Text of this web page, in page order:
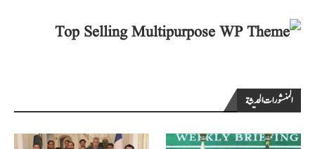
المنشورات الحديثة